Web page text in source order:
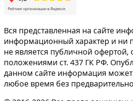
Вся представленная на сайте
информационный характер и ни
не является публичной
положениями ст. 437 ГК РФ.
данном сайте информация
любое время без